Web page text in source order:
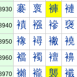
褰 褱 褲 褳
襀 襁 襂 襃
襐 襑 襒 襓
襠 襡 襢 襣
襰 襱 襲 襳